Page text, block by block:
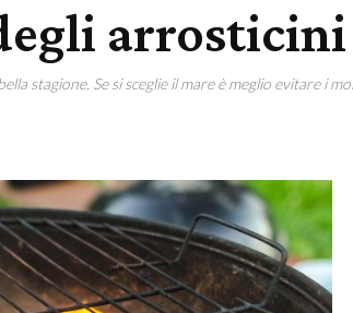
arrosticini
stagione. Se si sceglie il mare è meglio evitare i